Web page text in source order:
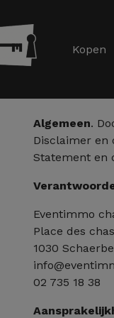
Kopen
Algemeen.
Disclaimer en
Statement en
Eventimmo
Place des
1030
02 735 18 38